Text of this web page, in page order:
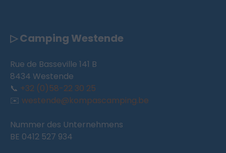
▷ Camping Westende
Rue de Basseville 141 B
8434 Westende
📞 +32 (0)58-22 30 25
✉️ westende@kompascamping.be
Nummer des Unternehmens
BE 0412 527 934